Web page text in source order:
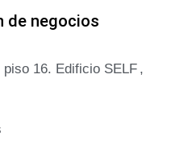
de negocios
16. Edificio SELF ,